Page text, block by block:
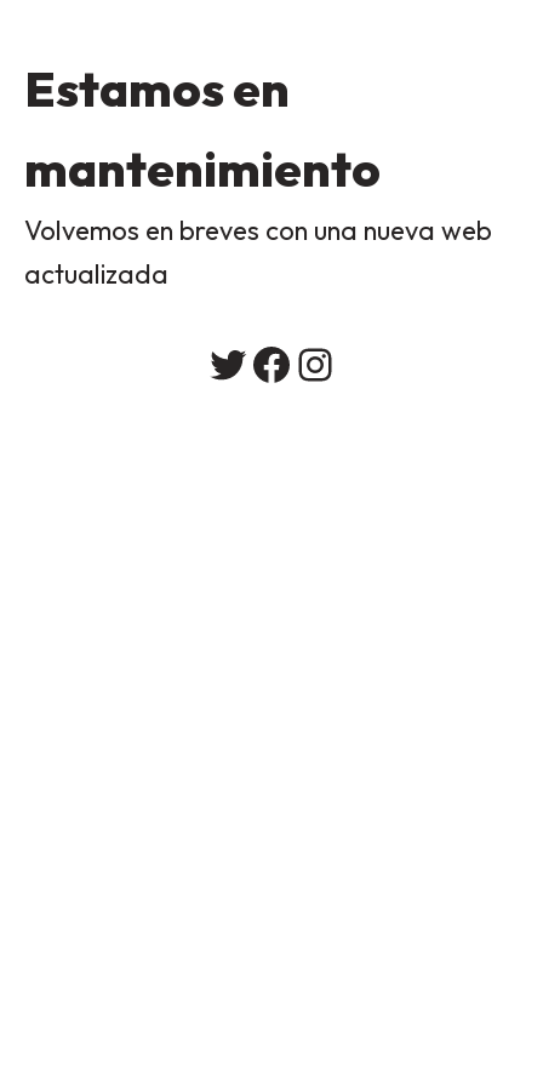
Estamos en
mantenimiento
Volvemos en breves con una nueva web
actualizada
Twitter
Facebook
Instagram